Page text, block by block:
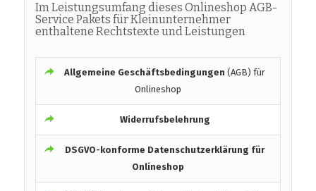
Im Leistungsumfang dieses Onlineshop AGB-
Service Pakets für Kleinunternehmer
enthaltene Rechtstexte und Leistungen
Allgemeine Geschäftsbedingungen (AGB) für
Onlineshop
Widerrufsbelehrung
DSGVO-konforme Datenschutzerklärung für
Onlineshop